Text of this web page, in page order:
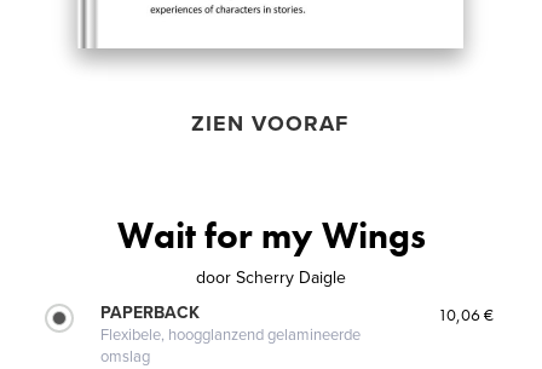
ZIEN VOORAF
Wait for my Wings
door Scherry Daigle
PAPERBACK
Flexibele, hoogglanzend gelamineerde
omslag
10,06 €